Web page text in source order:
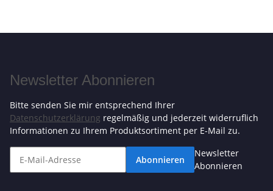
Newsletter Abonnieren
Bitte senden Sie mir entsprechend Ihrer
Datenschutzerklärung regelmäßig und jederzeit widerruflich
Informationen zu Ihrem Produktsortiment per E-Mail zu.
Abonnieren
Newsletter
Abonnieren